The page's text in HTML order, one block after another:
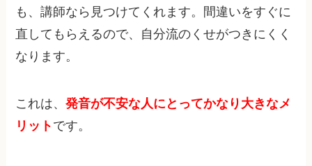
も、講師なら見つけてくれます。間違いをすぐに
直してもらえるので、自分流のくせがつきにくく
なります。
これは、発音が不安な人にとってかなり大きなメ
リット です。